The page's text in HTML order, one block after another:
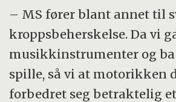
– MS fører blant annet til
kroppsbeherskelse. Da vi
musikkinstrumenter og ba
spille, så vi at motorikken
forbedret seg betraktelig